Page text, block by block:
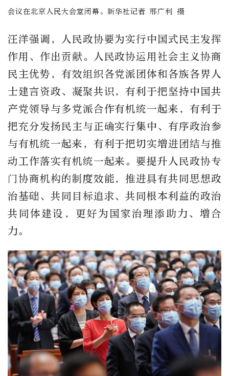
会议在北京人民大会堂闭幕。新华社记者 邢广利 摄
汪洋强调，人民政协要为实行中国式民主发挥
作用、作出贡献。人民政协运用社会主义协商
民主优势，有效组织各党派团体和各族各界人
士建言资政、凝聚共识，有利于把坚持中国共
产党领导与多党派合作有机统一起来，有利于
把充分发扬民主与正确实行集中、有序政治参
与有机统一起来，有利于把切实增进团结与推
动工作落实有机统一起来。要提升人民政协专
门协商机构的制度效能，推进具有共同思想政
治基础、共同目标追求、共同根本利益的政治
共同体建设，更好为国家治理添助力、增合
力。